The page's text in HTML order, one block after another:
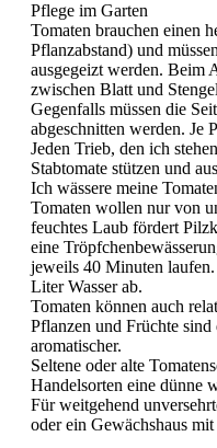
Pflege im Garten
Tomaten brauchen einen
Pflanzabstand) und
ausgegeizt werden. Beim
zwischen Blatt und
Gegenfalls müssen die
abgeschnitten werden. Je
Jeden Trieb, den ich
Stabtomate stützen und
Ich wässere meine
Tomaten wollen nur von
feuchtes Laub fördert
eine
jeweils 40 Minuten
Liter Wasser ab.
Tomaten können auch
Pflanzen und Früchte
aromatischer.
Seltene oder alte
Handelsorten eine dünne
Für weitgehend
oder ein Gewächshaus